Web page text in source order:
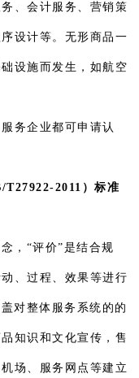
、会计服务、营销策
设计等。无形商品一
设施而发生，如航空
务企业都可申请认
T27922-2011）标准
，“评价”是结合规
、过程、效果等进行
对整体服务系统的的
知识和文化宣传，售
场、服务网点等建立